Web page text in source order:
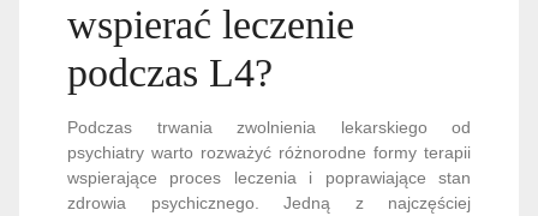
wspierać leczenie
podczas L4?
Podczas trwania zwolnienia lekarskiego od
psychiatry warto rozważyć różnorodne formy terapii
wspierające proces leczenia i poprawiające stan
zdrowia psychicznego. Jedną z najczęściej